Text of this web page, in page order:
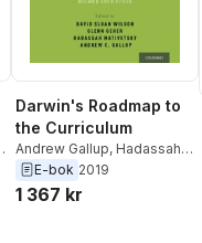
Darwin's Roadmap to
the Curriculum
Andrew Gallup, Hadassah
Head,David Sloan Wilson
Glenn Geher
E-bok 2019
1 367 kr